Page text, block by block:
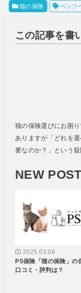
猫の保険 ペッツ
この記事を書
猫の保険選びにお困
ありますが「どれを
要なのか？」という疑
NEW POST
2025.03.06
PS保険「猫の保険」の
口コミ・評判は？